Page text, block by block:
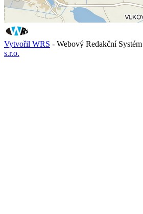
Vytvořil WRS - Webový Redakční
s.r.o.